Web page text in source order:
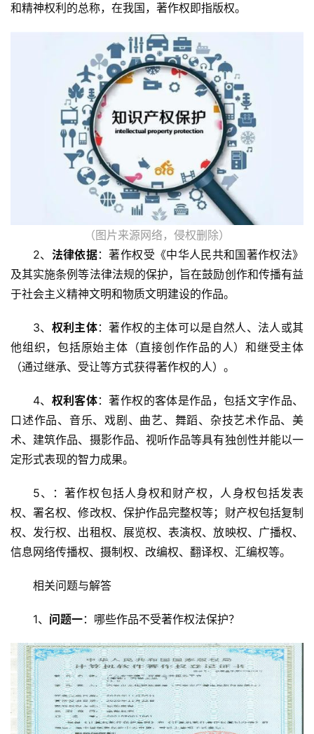
和精神权利的总称，在我国，著作权即指版权。
（图片来源网络，侵权删除）
2、 法律依据：著作权受《中华人民共和国著作权法》
及其实施条例等法律法规的保护，旨在鼓励创作和传播有益
于社会主义精神文明和物质文明建设的作品。
3、 权利主体：著作权的主体可以是自然人、法人或其
他组织，包括原始主体（直接创作作品的人）和继受主体
（通过继承、受让等方式获得著作权的人）。
4、 权利客体：著作权的客体是作品，包括文字作品、
口述作品、音乐、戏剧、曲艺、舞蹈、杂技艺术作品、美
术、建筑作品、摄影作品、视听作品等具有独创性并能以一
定形式表现的智力成果。
5、：著作权包括人身权和财产权，人身权包括发表
权、署名权、修改权、保护作品完整权等；财产权包括复制
权、发行权、出租权、展览权、表演权、放映权、广播权、
信息网络传播权、摄制权、改编权、翻译权、汇编权等。
相关问题与解答
1、 问题一：哪些作品不受著作权法保护？